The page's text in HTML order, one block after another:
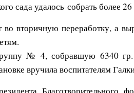
сада удалось собрать более
вторичную переработку, а
№ 4, собравшую 6340
вручила воспитателям